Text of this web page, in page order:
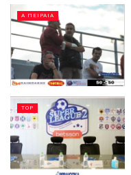
Α ΠΕΙΡΑΙΑ
TOP